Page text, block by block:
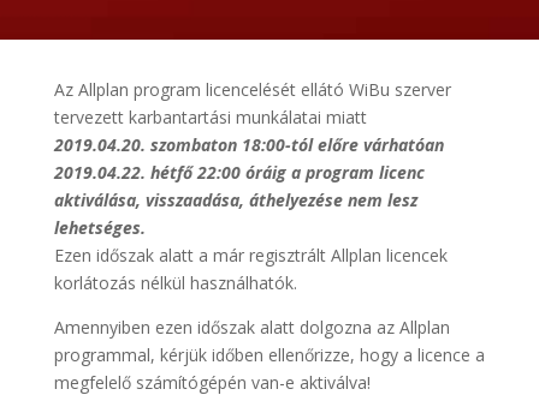
Az Allplan program licencelését ellátó WiBu szerver
tervezett karbantartási munkálatai miatt
2019.04.20. szombaton 18:00-tól előre várhatóan
2019.04.22. hétfő 22:00 óráig a program licenc
aktiválása, visszaadása, áthelyezése nem lesz
lehetséges.
Ezen időszak alatt a már regisztrált Allplan licencek
korlátozás nélkül használhatók.
Amennyiben ezen időszak alatt dolgozna az Allplan
programmal, kérjük időben ellenőrizze, hogy a licence a
megfelelő számítógépén van-e aktiválva!